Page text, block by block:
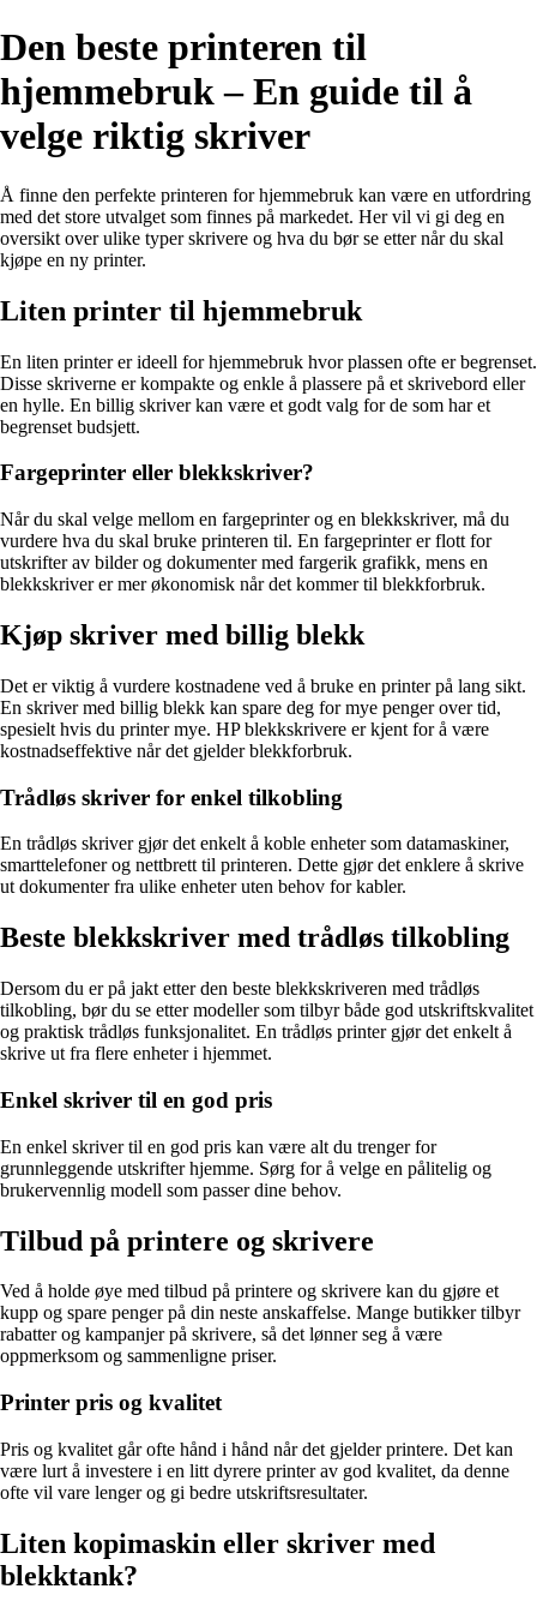
Den beste printeren til
hjemmebruk – En guide til å
velge riktig skriver
Å finne den perfekte printeren for hjemmebruk kan være en utfordring
med det store utvalget som finnes på markedet. Her vil vi gi deg en
oversikt over ulike typer skrivere og hva du bør se etter når du skal
kjøpe en ny printer.
Liten printer til hjemmebruk
En liten printer er ideell for hjemmebruk hvor plassen ofte er begrenset.
Disse skriverne er kompakte og enkle å plassere på et skrivebord eller
en hylle. En billig skriver kan være et godt valg for de som har et
begrenset budsjett.
Fargeprinter eller blekkskriver?
Når du skal velge mellom en fargeprinter og en blekkskriver, må du
vurdere hva du skal bruke printeren til. En fargeprinter er flott for
utskrifter av bilder og dokumenter med fargerik grafikk, mens en
blekkskriver er mer økonomisk når det kommer til blekkforbruk.
Kjøp skriver med billig blekk
Det er viktig å vurdere kostnadene ved å bruke en printer på lang sikt.
En skriver med billig blekk kan spare deg for mye penger over tid,
spesielt hvis du printer mye. HP blekkskrivere er kjent for å være
kostnadseffektive når det gjelder blekkforbruk.
Trådløs skriver for enkel tilkobling
En trådløs skriver gjør det enkelt å koble enheter som datamaskiner,
smarttelefoner og nettbrett til printeren. Dette gjør det enklere å skrive
ut dokumenter fra ulike enheter uten behov for kabler.
Beste blekkskriver med trådløs tilkobling
Dersom du er på jakt etter den beste blekkskriveren med trådløs
tilkobling, bør du se etter modeller som tilbyr både god utskriftskvalitet
og praktisk trådløs funksjonalitet. En trådløs printer gjør det enkelt å
skrive ut fra flere enheter i hjemmet.
Enkel skriver til en god pris
En enkel skriver til en god pris kan være alt du trenger for
grunnleggende utskrifter hjemme. Sørg for å velge en pålitelig og
brukervennlig modell som passer dine behov.
Tilbud på printere og skrivere
Ved å holde øye med tilbud på printere og skrivere kan du gjøre et
kupp og spare penger på din neste anskaffelse. Mange butikker tilbyr
rabatter og kampanjer på skrivere, så det lønner seg å være
oppmerksom og sammenligne priser.
Printer pris og kvalitet
Pris og kvalitet går ofte hånd i hånd når det gjelder printere. Det kan
være lurt å investere i en litt dyrere printer av god kvalitet, da denne
ofte vil vare lenger og gi bedre utskriftsresultater.
Liten kopimaskin eller skriver med
blekktank?